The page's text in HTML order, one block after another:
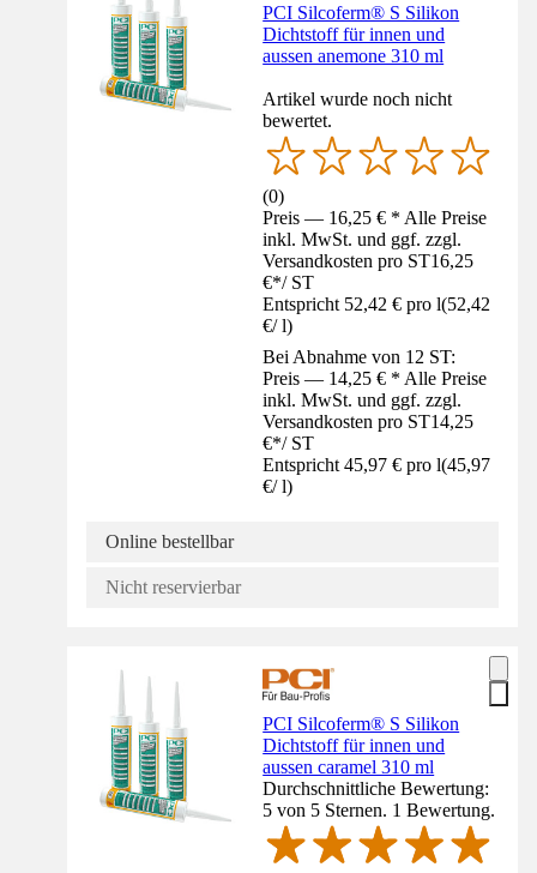
PCI Silcoferm® S Silikon
Dichtstoff für innen und
aussen anemone 310 ml
Artikel wurde noch nicht
bewertet.
(0)
Preis — 16,25 € * Alle Preise
inkl. MwSt. und ggf. zzgl.
Versandkosten pro ST16,25
€*/ ST
Entspricht 52,42 € pro l(52,42
€/ l)
Bei Abnahme von 12 ST:
Preis — 14,25 € * Alle Preise
inkl. MwSt. und ggf. zzgl.
Versandkosten pro ST14,25
€*/ ST
Entspricht 45,97 € pro l(45,97
€/ l)
Online bestellbar
Nicht reservierbar
PCI Silcoferm® S Silikon
Dichtstoff für innen und
aussen caramel 310 ml
Durchschnittliche Bewertung:
5 von 5 Sternen. 1 Bewertung.